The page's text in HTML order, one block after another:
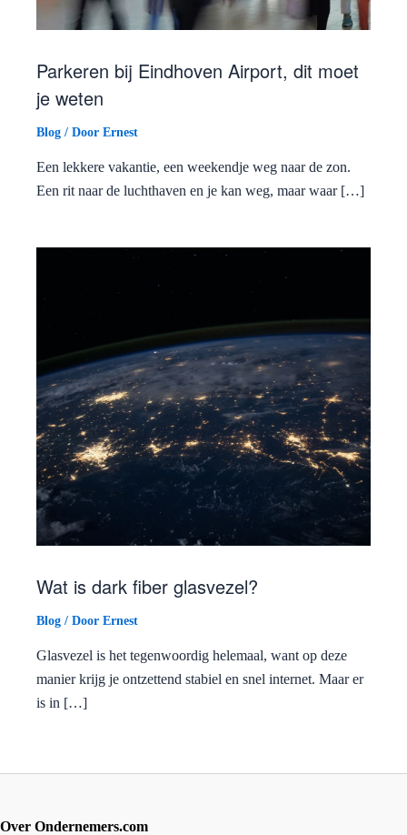
Parkeren bij Eindhoven Airport, dit moet
je weten
Blog / Door Ernest
Een lekkere vakantie, een weekendje weg naar de zon.
Een rit naar de luchthaven en je kan weg, maar waar […]
Wat is dark fiber glasvezel?
Blog / Door Ernest
Glasvezel is het tegenwoordig helemaal, want op deze
manier krijg je ontzettend stabiel en snel internet. Maar er
is in […]
Over Ondernemers.com